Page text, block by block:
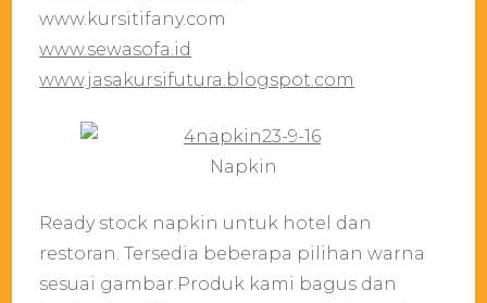
www.kursitifany.com
www.sewasofa.id
www.jasakursifutura.blogspot.com
Napkin
Ready stock napkin untuk hotel dan
restoran. Tersedia beberapa pilihan warna
sesuai gambar.Produk kami bagus dan